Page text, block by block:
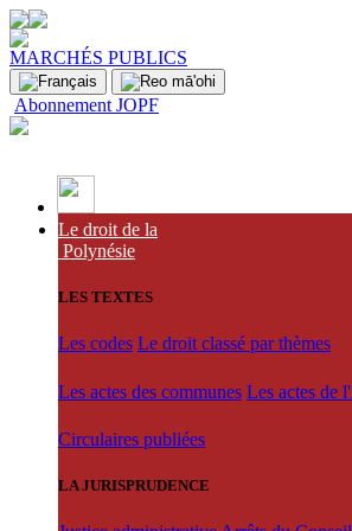
MARCHÉS PUBLICS
Abonnement JOPF
Le droit de la
Polynésie
LES TEXTES
Les codes Le droit classé par thèmes
Les actes des communes Les actes de
Circulaires publiées
LA JURISPRUDENCE